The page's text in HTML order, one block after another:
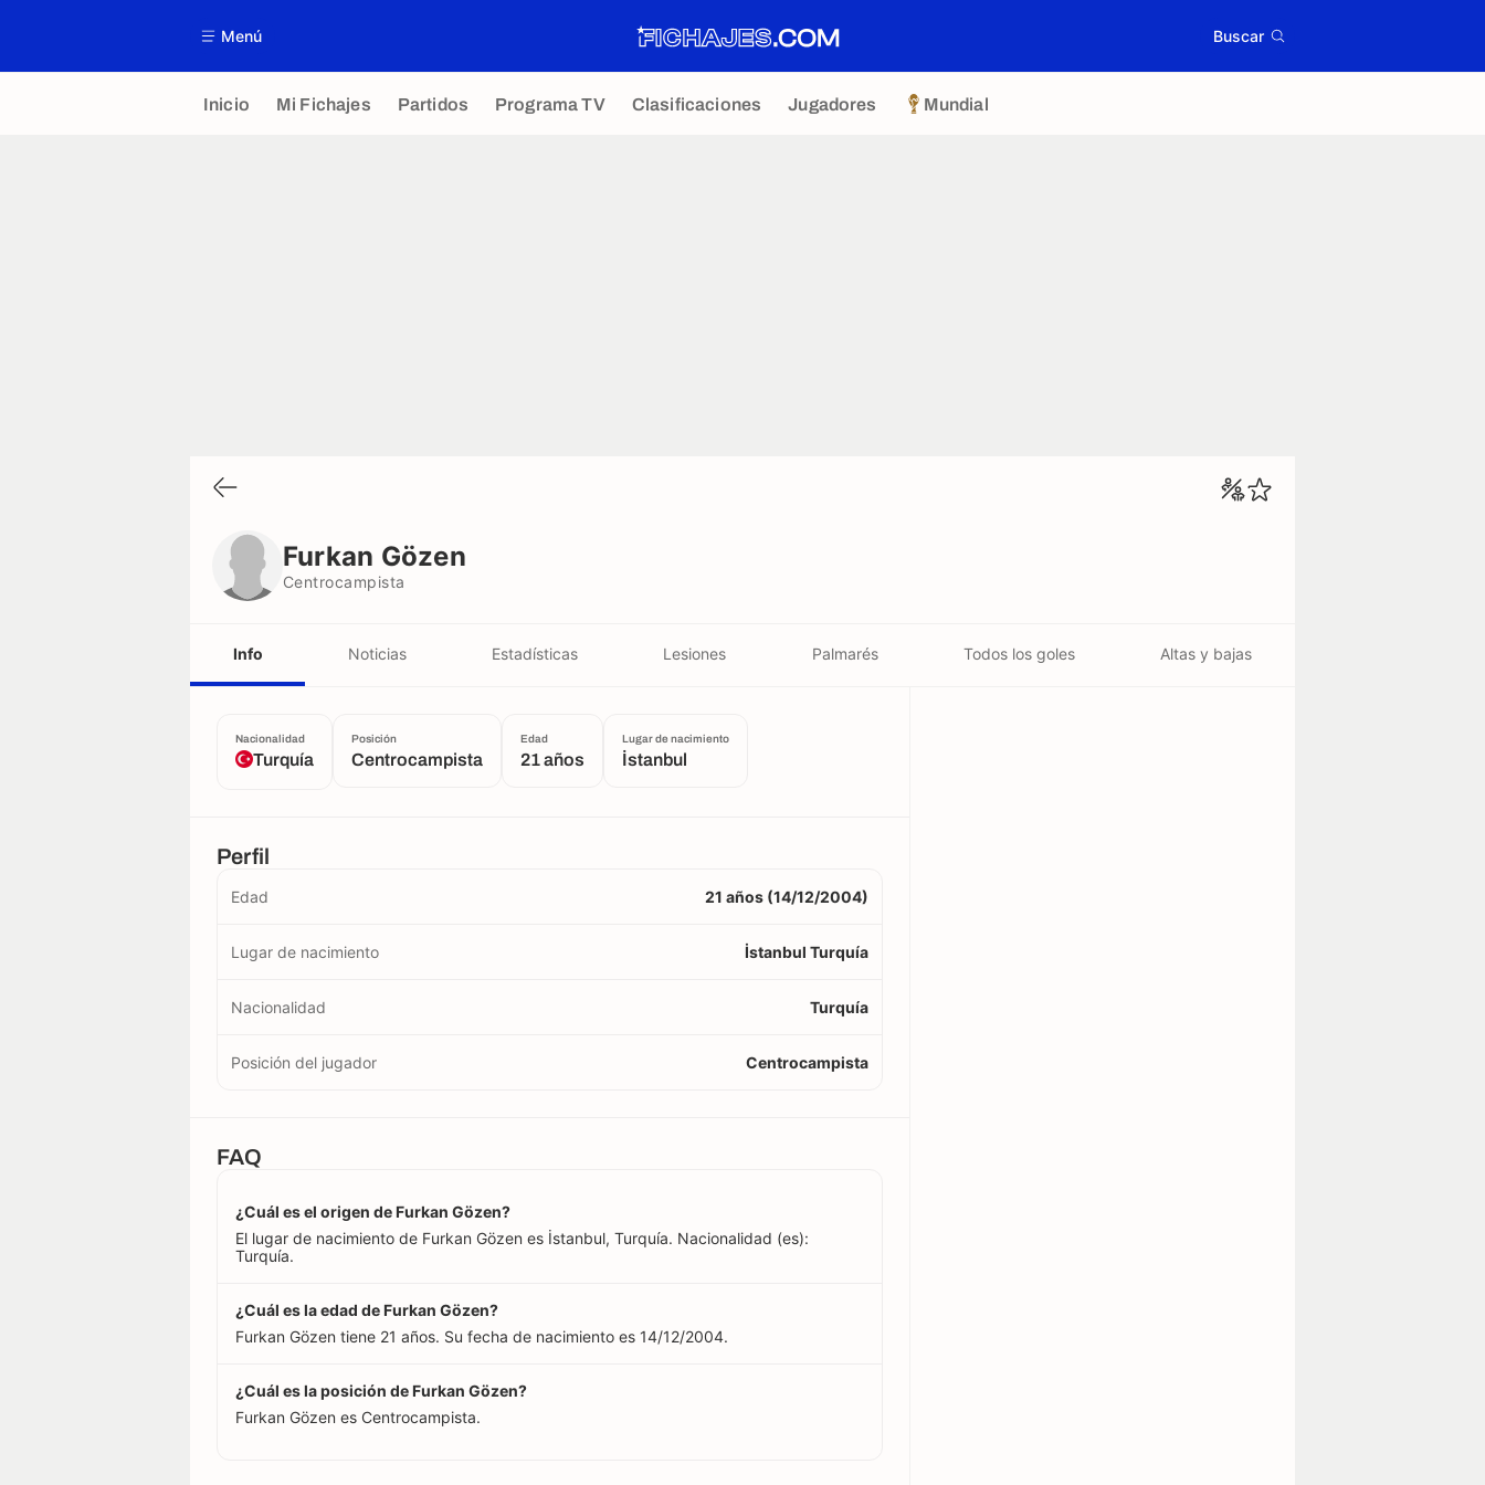
Menú Buscar
Inicio Mi Fichajes Partidos Programa TV Clasificaciones Jugadores Mundial
Furkan Gözen
Centrocampista
Info Noticias Estadísticas Lesiones Palmarés Todos los goles Altas y bajas
Nacionalidad
Turquía
Posición
Centrocampista
Edad
21 años
Lugar de nacimiento
İstanbul
Perfil
Edad 21 años (14/12/2004)
Lugar de nacimiento İstanbul Turquía
Nacionalidad Turquía
Posición del jugador Centrocampista
FAQ
¿Cuál es el origen de Furkan Gözen?
El lugar de nacimiento de Furkan Gözen es İstanbul, Turquía. Nacionalidad (es):
Turquía.
¿Cuál es la edad de Furkan Gözen?
Furkan Gözen tiene 21 años. Su fecha de nacimiento es 14/12/2004.
¿Cuál es la posición de Furkan Gözen?
Furkan Gözen es Centrocampista.